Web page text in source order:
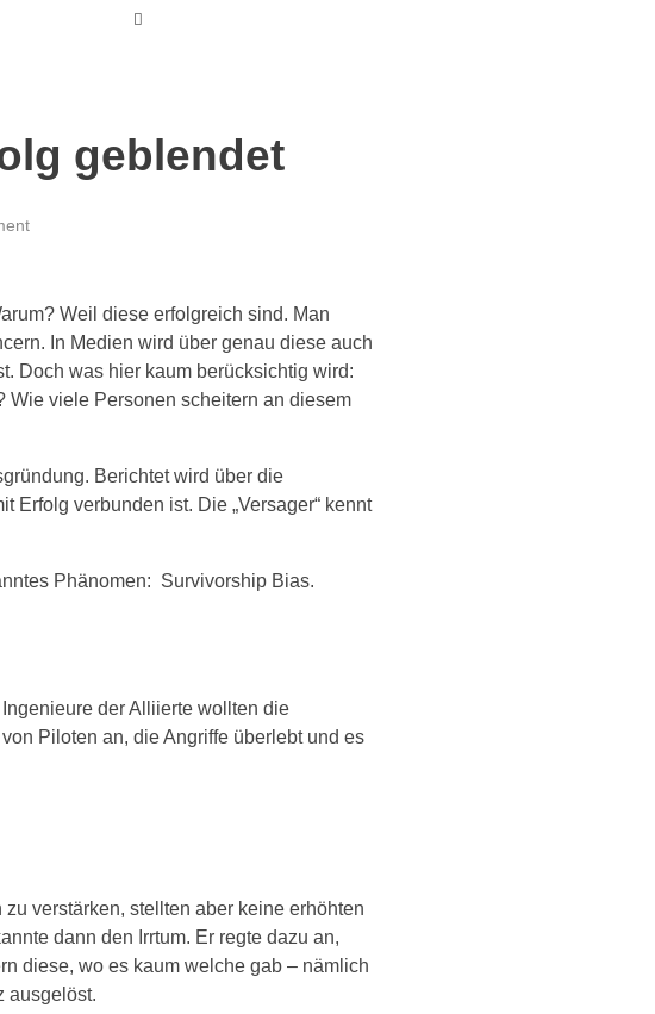
geblendet
Weil diese erfolgreich sind. Man
In Medien wird über genau diese auch
Doch was hier kaum berücksichtig wird:
viele Personen scheitern an diesem
Berichtet wird über die
Erfolg verbunden ist. Die „Versager“ kennt
Phänomen: Survivorship Bias.
der Alliierte wollten die
Piloten an, die Angriffe überlebt und es
verstärken, stellten aber keine erhöhten
dann den Irrtum. Er regte dazu an,
diese, wo es kaum welche gab – nämlich
ausgelöst.